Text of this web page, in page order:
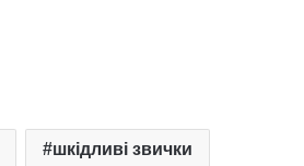
шкідливі звички